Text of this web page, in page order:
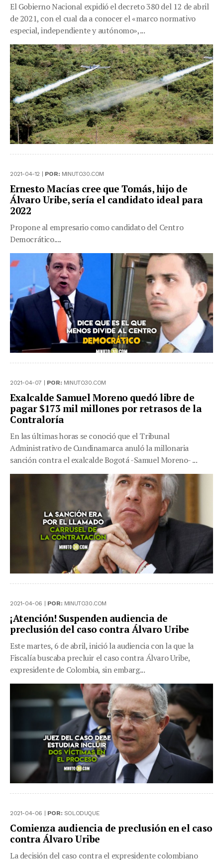
El Gobierno Nacional expidió el decreto 380 del 12 de abril
de 2021, con el cual da a conocer el «marco normativo
especial, independiente y autónomo»,...
2021-04-12 | POR: MINUTO30.COM
Ernesto Macías cree que Tomás, hijo de
Álvaro Uribe, sería el candidato ideal para
2022
Propone al empresario como candidato del Centro
Democrático....
2021-04-07 | POR: MINUTO30.COM
Exalcalde Samuel Moreno quedó libre de
pagar $173 mil millones por retrasos de la
Contraloría
En las últimas horas se conoció que el Tribunal
Administrativo de Cundinamarca anuló la millonaria
sanción contra el exalcalde Bogotá -Samuel Moreno- ...
2021-04-06 | POR: MINUTO30.COM
¡Atención! Suspenden audiencia de
preclusión del caso contra Álvaro Uribe
Este martes, 6 de abril, inició la audiencia con la que la
Fiscalía buscaba precluir el caso contra Álvaro Uribe,
expresidente de Colombia, sin embarg...
2021-04-06 | POR: SOLODUQUE
Comienza audiencia de preclusión en el caso
contra Álvaro Uribe
La decisión del caso contra el expresidente colombiano